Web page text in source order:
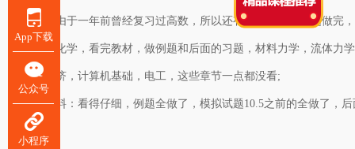
高数，由于一年前曾经复习过高数，所以还有印象只是把例题做完
物理，化学，看完教材，做例题和后面的习题，材料力学，流体力
工程经济，计算机基础，电工，这些章节一点都没看;
建筑材料：看得仔细，例题全做了，模拟试题10.5之前的全做了，
下册：
App下载
公众号
小程序